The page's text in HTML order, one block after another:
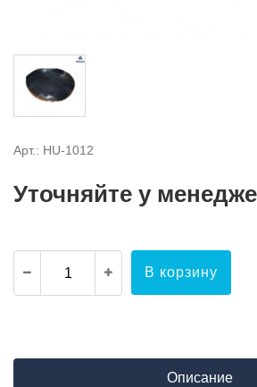
Арт.: HU-1012
Уточняйте у
В корзину
Описание